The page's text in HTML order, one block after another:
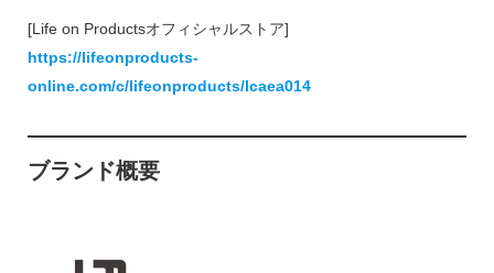
[Life on Productsオフィシャルストア]
https://lifeonproducts-
online.com/c/lifeonproducts/lcaea014
ブランド概要